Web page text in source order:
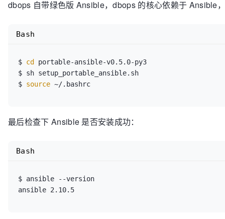
dbops 自带绿色版 Ansible，dbops 的核心依赖于 Ansible
$ cd
portable-ansible-v0.5.0-py3
$ sh setup_portable_ansible.sh
$ source
Bash
最后检查下 Ansible 是否安装成功：
$ ansible --version
Bash